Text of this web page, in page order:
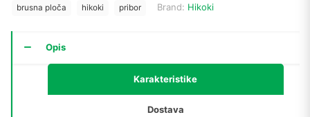
brusna ploča
hikoki pribor Brand: Hikoki
Opis
Karakteristike
Dostava